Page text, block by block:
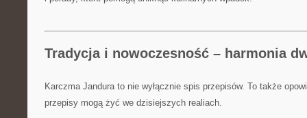
Tradycja i nowoczesność – harmonia
Karczma Jandura to nie wyłącznie spis przepisów. To także
przepisy mogą żyć we dzisiejszych realiach.